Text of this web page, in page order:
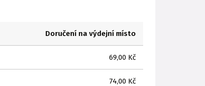
Doručení na výdejní místo
69,00 Kč
74,00 Kč